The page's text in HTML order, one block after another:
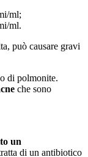
ml;
ml.
può causare gravi
di polmonite.
che sono
un
di un antibiotico